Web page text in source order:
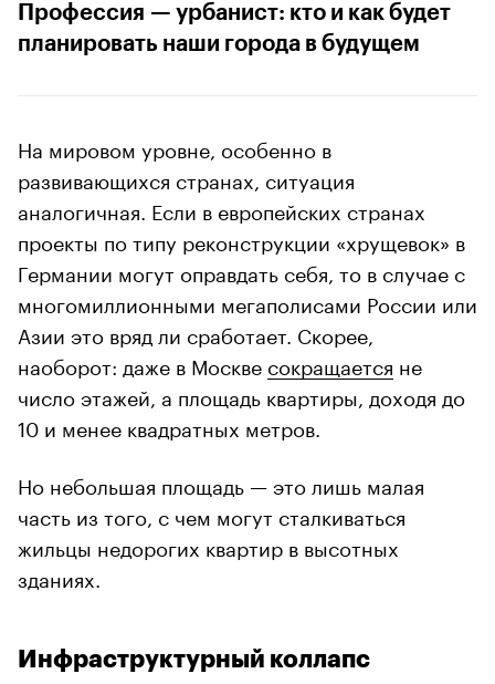
Профессия — урбанист: кто и как будет
планировать наши города в будущем
На мировом уровне, особенно в
развивающихся странах, ситуация
аналогичная. Если в европейских странах
проекты по типу реконструкции «хрущевок» в
Германии могут оправдать себя, то в случае с
многомиллионными мегаполисами России или
Азии это вряд ли сработает. Скорее,
наоборот: даже в Москве сокращается не
число этажей, а площадь квартиры, доходя до
10 и менее квадратных метров.
Но небольшая площадь — это лишь малая
часть из того, с чем могут сталкиваться
жильцы недорогих квартир в высотных
зданиях.
Инфраструктурный коллапс